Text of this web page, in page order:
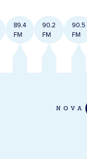
89.4
FM
90.2
FM
90.5
FM